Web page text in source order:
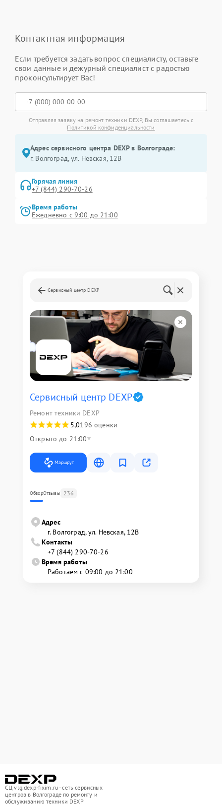
Контактная информация
Если требуется задать вопрос специалисту, оставьте
свои данные и дежурный специалист с радостью
проконсультирует Вас!
Отправляя заявку на ремонт техники DEXP, Вы соглашаетесь с
Политикой конфиденциальности
Адрес сервисного центра DEXP в Волгограде:
г. Волгоград, ул. Невская, 12В
Горячая линия
+7 (844) 290-70-26
Время работы
Ежедневно с 9:00 до 21:00
Сервисный центр DEXP
Сервисный центр DEXP
Ремонт техники DEXP
5,0196 оценки
Открыто до 21:00
Маршрут
ОбзорОтзывы 236
Адрес
г. Волгоград, ул. Невская, 12В
Контакты
+7 (844) 290-70-26
Время работы
Работаем с 09:00 до 21:00
СЦ vlg.dexp-fixim.ru - сеть сервисных
центров в Волгограде по ремонту и
обслуживанию техники DEXP